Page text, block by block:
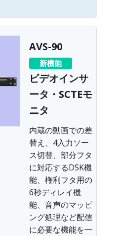
AVS-90
新機能
ビデオインサ
ータ・SCTEモ
ニタ
内蔵の動画での差
替え、4入力ソー
ス切替、部分フタ
に対応するDSK機
能、権利フタ用の
6秒ディレイ機
能、音声のマッピ
ング処理など配信
に必要な機能を一